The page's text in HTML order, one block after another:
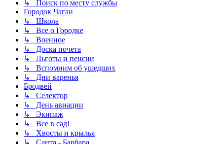
↳ Поиск по месту службы
Городок Чаган
↳ Школа
↳ Все о Городке
↳ Военное
↳ Доска почета
↳ Льготы и пенсии
↳ Вспомним об ушедших
↳ Дни варенья
Бродвей
↳ Селектор
↳ День авиации
↳ Экипаж
↳ Все в сад!
↳ Хвосты и крылья